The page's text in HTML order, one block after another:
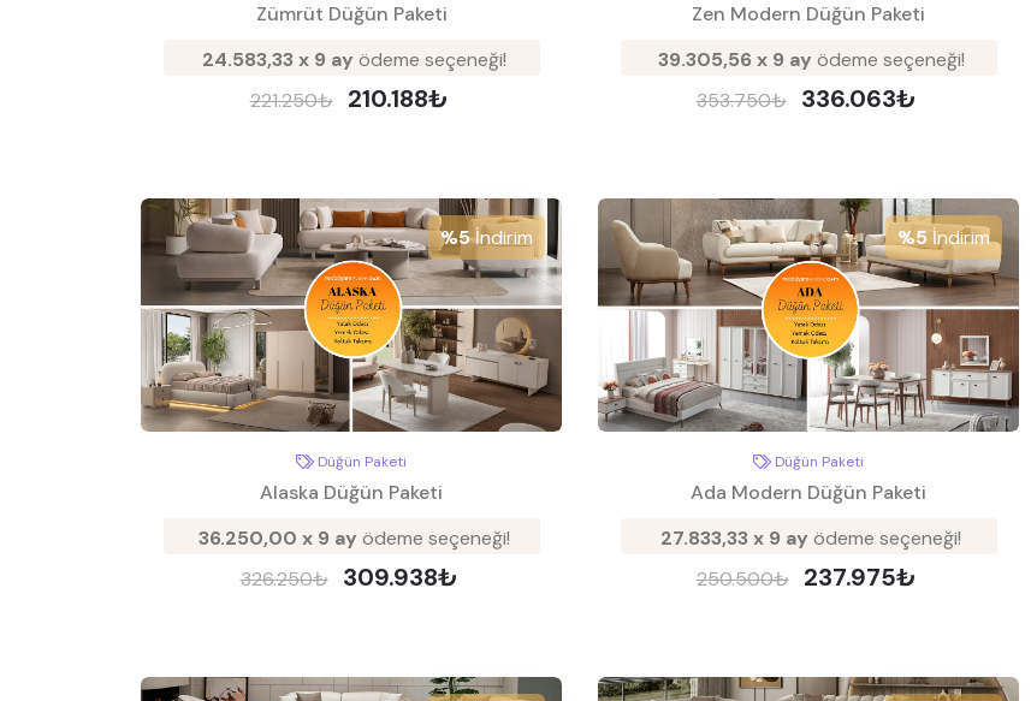
Zümrüt Düğün Paketi
24.583,33 x 9 ay ödeme seçeneği!
221.250₺
210.188₺
Zen Modern Düğün Paketi
39.305,56 x 9 ay ödeme seçeneği!
353.750₺
336.063₺
%5İndirim
Düğün Paketi
Alaska Düğün Paketi
36.250,00 x 9 ay ödeme seçeneği!
326.250₺
309.938₺
%5 İndirim
Düğün Paketi
Ada Modern Düğün Paketi
27.833,33 x 9 ay ödeme seçeneği!
250.500₺
237.975₺